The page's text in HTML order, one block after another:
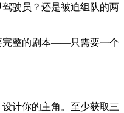
驶员？还是被迫组队的两
完整的剧本——只需要一个
计你的主角。至少获取三